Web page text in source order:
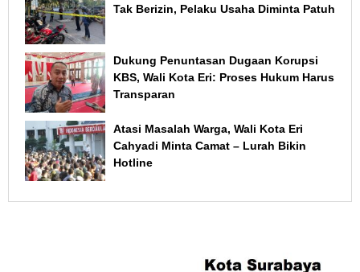
Tak Berizin, Pelaku Usaha Diminta Patuh
Dukung Penuntasan Dugaan Korupsi
KBS, Wali Kota Eri: Proses Hukum Harus
Transparan
Atasi Masalah Warga, Wali Kota Eri
Cahyadi Minta Camat – Lurah Bikin
Hotline